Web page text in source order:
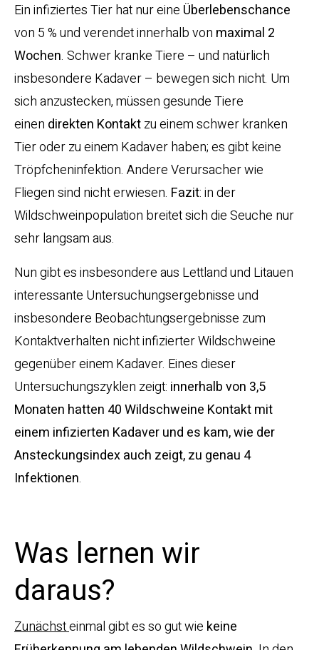
Ein infiziertes Tier hat nur eine Überlebenschance
von 5 % und verendet innerhalb von maximal 2
Wochen. Schwer kranke Tiere – und natürlich
insbesondere Kadaver – bewegen sich nicht. Um
sich anzustecken, müssen gesunde Tiere
einen direkten Kontaktzu einem schwer kranken
Tier oder zu einem Kadaver haben; es gibt keine
Tröpfcheninfektion. Andere Verursacher wie
Fliegen sind nicht erwiesen. Fazit: in der
Wildschweinpopulation breitet sich die Seuche nur
sehr langsam aus.
Nun gibt es insbesondere aus Lettland und Litauen
interessante Untersuchungsergebnisse und
insbesondere Beobachtungsergebnisse zum
Kontaktverhalten nicht infizierter Wildschweine
gegenüber einem Kadaver. Eines dieser
Untersuchungszyklen zeigt: innerhalb von 3,5
Monaten hatten 40 Wildschweine Kontakt mit
einem infizierten Kadaver und es kam, wie der
Ansteckungsindex auch zeigt, zu genau 4
Infektionen.
Was lernen wir
daraus?
Zunächsteinmal gibt es so gut wie keine